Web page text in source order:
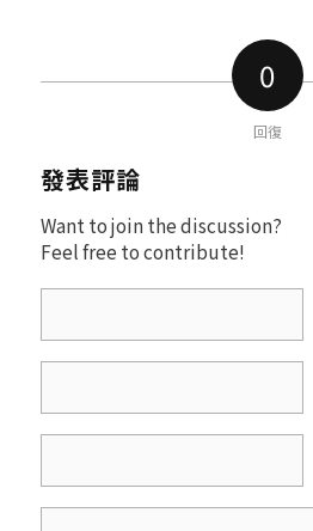
0
回復
發表評論
Want to join the discussion?
Feel free to contribute!